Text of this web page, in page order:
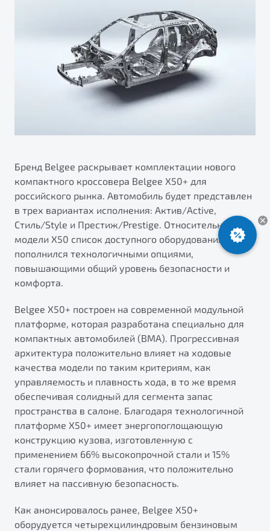
Яркий кроссовер
от 2 219 990 ₽*
В наличии
S50
Элегантный и практичный седан
от 1 699 990 ₽*
Обзор В наличии
X70
Универсальный кроссовер
от 2 499 990 ₽*
Расчет КАСКО
Узнайте о специальных выгодах при покупке
автомобиля Belgee
Автомобили в наличии
Тест-драйв
Автокредит
Спецпредложения
Клиентская поддержка
Помощь на дорогах
Реферальная программа
Будьте еще более уверены на дорогах с программой
"Помощь на дорогах"
Преимущества программы
Запись на сервис
Калькулятор ТО
Клиентская поддержка
Правовая информация
Бренд Belgee раскрывает комплектации нового
компактного кроссовера Belgee X50+ для
российского рынка. Автомобиль будет представлен
в трех вариантах исполнения: Актив/Active,
Стиль/Style и Престиж/Prestige. Относительно
модели X50 список доступного оборудования
пополнился технологичными опциями,
повышающими общий уровень безопасности и
комфорта.
Belgee Х50+ построен на современной модульной
платформе, которая разработана специально для
компактных автомобилей (BMA). Прогрессивная
архитектура положительно влияет на ходовые
качества модели по таким критериям, как
управляемость и плавность хода, в то же время
обеспечивая солидный для сегмента запас
пространства в салоне. Благодаря технологичной
платформе X50+ имеет энергопоглощающую
конструкцию кузова, изготовленную с
применением 66% высокопрочной стали и 15%
стали горячего формования, что положительно
влияет на пассивную безопасность.
Как анонсировалось ранее, Belgee X50+
оборудуется четырехцилиндровым бензиновым